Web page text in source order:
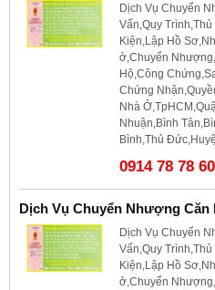
Dịch Vụ Chuyển
Vấn,Quy
Kiện,Lập Hồ
ở,Chuyển
Hộ,Công
Chứng
Nhà
Nhuận,Bình
Bình,Thủ
0914 78 78
Dịch Vụ Chuyển Nhượng Căn
Dịch Vụ Chuyển
Vấn,Quy
Kiện,Lập Hồ
ở,Chuyển